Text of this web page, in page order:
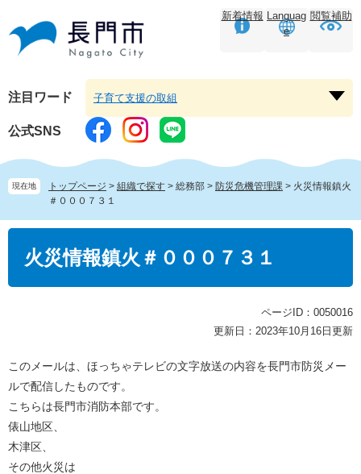
頭
す。
飛
し
本
文
へ
新着情報 Languag
e
閲覧補助
注目ワード
ー
を
く
子育て支援の取組
公式SNS
現在地 トップページ > 組織で探す > 総務部 > 防災危機管理課 > 火災情報鎮火
＃０００７３１
火災情報鎮火＃０００７３１
ページID：0050016
更新日：2023年10月16日更新
このメールは、ほっちゃテレビの文字放送の内容を長門市防災メー
ルで配信したものです。
こちらは長門市消防本部です。
俵山地区、
木津区、
その他火災は